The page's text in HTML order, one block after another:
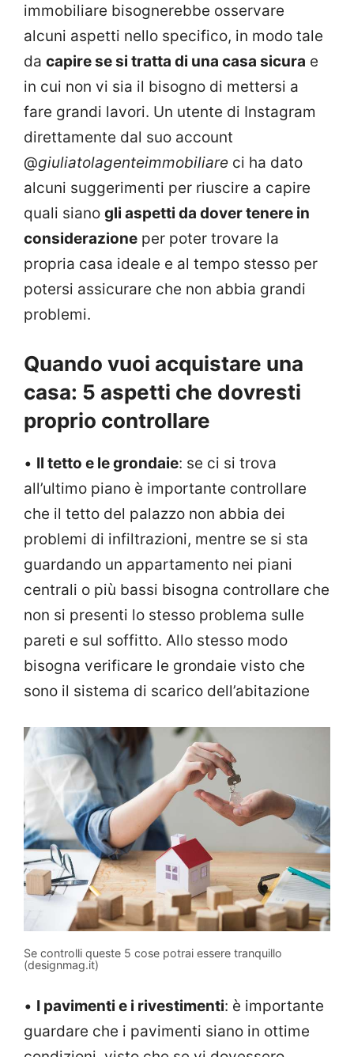
immobiliare bisognerebbe osservare
alcuni aspetti nello specifico, in modo tale
da capire se si tratta di una casa sicura e
in cui non vi sia il bisogno di mettersi a
fare grandi lavori. Un utente di Instagram
direttamente dal suo account
@giuliatolagenteimmobiliare ci ha dato
alcuni suggerimenti per riuscire a capire
quali siano gli aspetti da dover tenere in
considerazione per poter trovare la
propria casa ideale e al tempo stesso per
potersi assicurare che non abbia grandi
problemi.
Quando vuoi acquistare una
casa: 5 aspetti che dovresti
proprio controllare
• Il tetto e le grondaie: se ci si trova
all’ultimo piano è importante controllare
che il tetto del palazzo non abbia dei
problemi di infiltrazioni, mentre se si sta
guardando un appartamento nei piani
centrali o più bassi bisogna controllare che
non si presenti lo stesso problema sulle
pareti e sul soffitto. Allo stesso modo
bisogna verificare le grondaie visto che
sono il sistema di scarico dell’abitazione
Se controlli queste 5 cose potrai essere tranquillo
(designmag.it)
• I pavimenti e i rivestimenti: è importante
guardare che i pavimenti siano in ottime